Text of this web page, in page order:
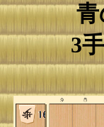
青
3